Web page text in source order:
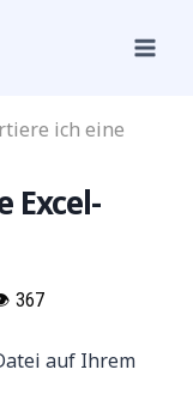
ich eine
Excel-
367
auf Ihrem